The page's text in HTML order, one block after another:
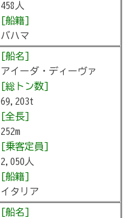
458人
[船籍]
バハマ
[船名]
アイーダ・ディーヴァ
[総トン数]
69,203t
[全長]
252m
[乗客定員]
2,050人
[船籍]
イタリア
[船名]